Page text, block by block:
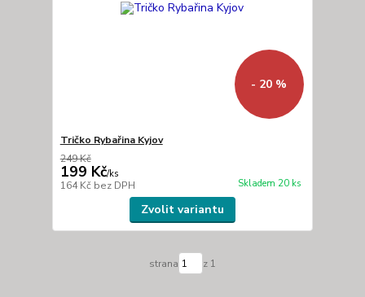
- 20 %
Tričko Rybařina Kyjov
249 Kč
199 Kč/ks
164 Kč bez DPH Skladem 20 ks
Zvolit variantu
strana z 1